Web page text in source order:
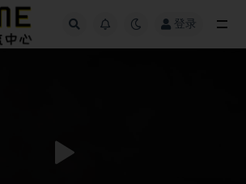
登录